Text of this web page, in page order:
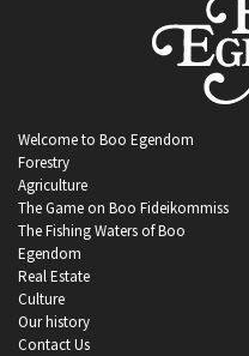
Welcome to Boo Egendom
Forestry
Agriculture
The Game on Boo Fideikommiss
The Fishing Waters of Boo
Egendom
Real Estate
Culture
Our history
Contact Us